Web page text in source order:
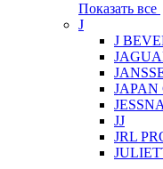
Показать все
J
J
JAPAN
JJ
JRL